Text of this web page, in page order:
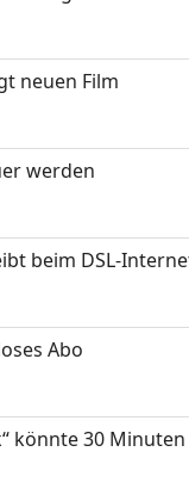
neuen Film
werden
beim DSL-
Abo
könnte 30